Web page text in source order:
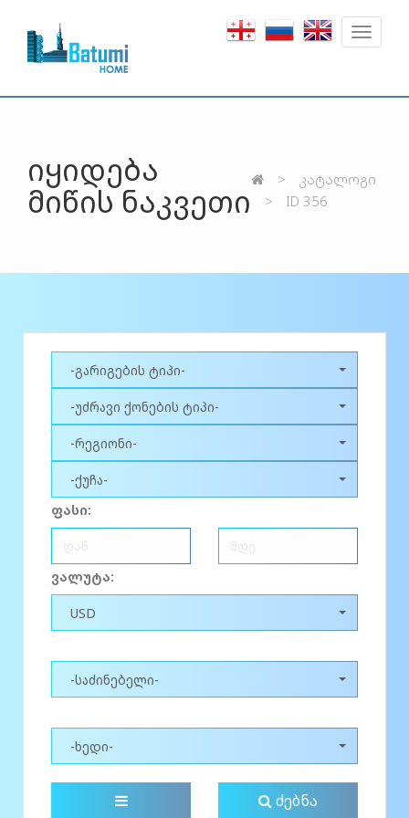
Toggle
იყიდება
მიწის ნაკვეთი
კატალოგი
ID 356
-გარიგების ტიპი-
-უძრავი ქონების ტიპი-
-რეგიონი-
-ქუჩა-
ფასი:
ვალუტა:
USD
-საძინებელი-
-ხედი-
ძებნა